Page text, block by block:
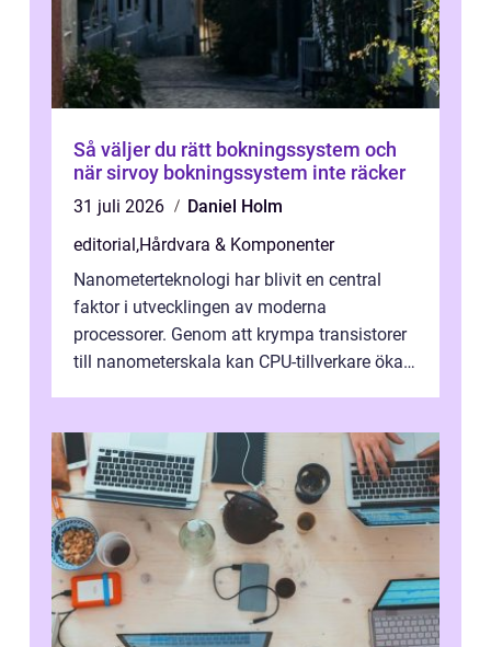
Så väljer du rätt bokningssystem och
när sirvoy bokningssystem inte räcker
31 juli 2026
Daniel Holm
editorial,Hårdvara & Komponenter
Nanometerteknologi har blivit en central
faktor i utvecklingen av moderna
processorer. Genom att krympa transistorer
till nanometerskala kan CPU-tillverkare öka